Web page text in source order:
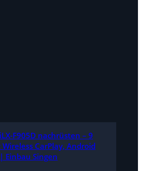
F905D nachrüsten – 9
CarPlay, Android
Einbau Singen